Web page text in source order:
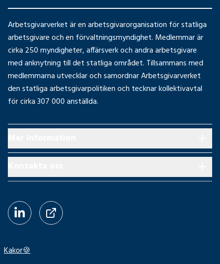
Arbetsgivarverket är en arbetsgivarorganisation för statliga
arbetsgivare och en förvaltningsmyndighet. Medlemmar är
cirka 250 myndigheter, affärsverk och andra arbetsgivare
med anknytning till det statliga området. Tillsammans med
medlemmarna utvecklar och samordnar Arbetsgivarverket
den statliga arbetsgivarpolitiken och tecknar kollektivavtal
för cirka 307 000 anställda.
LinkedIn Pressrum
Kakor🍪